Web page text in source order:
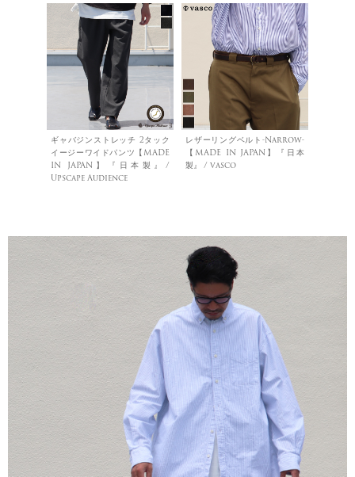
ギャバジンストレッチ 2タック
イージーワイドパンツ【MADE
IN JAPAN】『日本製』/
Upscape Audience
レザーリングベルト-Narrow-
【MADE IN JAPAN】『日本
製』 / vasco